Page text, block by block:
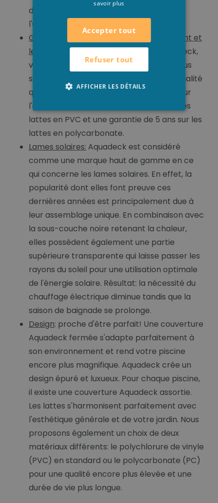
dans les chambres des lames lors de
l'utilisation de la couverture.
Garantie supplémentaire sur l'équipement et
les lattes:
Lorsque vous choisissez Aquadeck,
vous optez pour la qualité supérieure. Nous
sommes tellement confiants de notre qualité
que nous offrons une garantie de 4 ans sur
l'équipement, une garantie de 2 ans sur les
lattes en PVC et une garantie de 5 ans sur les
lattes en polycarbonate.
Lames solaires: Aquadeck est considéré
comme une marque haut de gamme en ce
qui concerne les lames solaires. En effet, la
popularité dont elles font preuve ces
dernières années est principalement due à
leur assemblage unique. En combinaison avec
la sous-couche noire retenant la chaleur,
elles possèdent également une partie
supérieure transparente qui laisse passer les
rayons du soleil pour une utilisation optimale
de l'énergie solaire. Résultat: la nécessité du
chauffage électrique diminue tandis que la
saison de baignade se prolonge.
Design: proche d'être parfait! Une couverture
Aquadeck fermée s'adapte parfaitement à
son environnement et rend votre piscine
encore plus magnifique. Aquadeck crée un
design épuré et luxueux. Pour chaque piscine,
il existe une couverture Aquadeck assortie.
Les lattes s'harmonisent parfaitement avec
l'esthétique générale et de votre jardin. Nous
proposons également un choix de deux
matériaux différents: le polychlorure de vinyle
(PVC) en standard ou le polycarbonate (PC)
pour une qualité encore plus élevée et une
durée de vie plus longue.
savoir plus
Accepter tout
Refuser tout
AFFICHER LES DÉTAILS